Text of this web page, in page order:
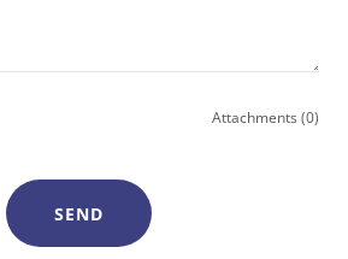
Attachments (0)
SEND